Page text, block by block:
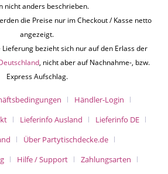
nicht anders beschrieben.
die Preise nur im Checkout / Kasse netto
angezeigt.
bezieht sich nur auf den Erlass der
, nicht aber auf Nachnahme-, bzw.
Express Aufschlag.
Händler-Login
Lieferinfo Ausland
Lieferinfo DE
Über Partytischdecke.de
Hilfe / Support
Zahlungsarten